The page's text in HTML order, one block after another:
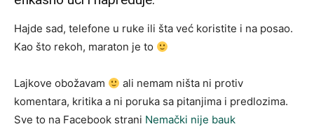
Hajde sad, telefone u ruke ili šta već koristite i na posao.
Kao što rekoh, maraton je to
Lajkove obožavam
ali nemam ništa ni protiv
komentara, kritika a ni poruka sa pitanjima i predlozima.
Sve to na Facebook strani Nemački nije bauk